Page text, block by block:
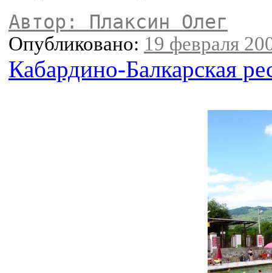
Автор: Плаксин Олег
Опубликовано: 19 февраля
Кабардино-Балкарская